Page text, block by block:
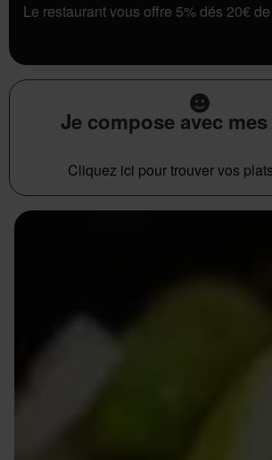
Le restaurant vous offre 5% dés 20€
Je compose avec
Cliquez ici pour trouver vos